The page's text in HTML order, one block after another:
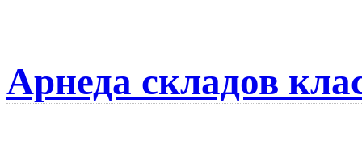
Арнеда складов